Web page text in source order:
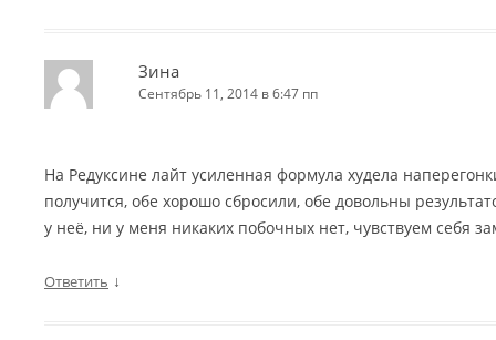
Зина
Сентябрь 11, 2014 в 6:47 пп
На Редуксине лайт усиленная формула худела
получится, обе хорошо сбросили, обе довольны
у неё, ни у меня никаких побочных нет, чувствуем себя
Ответить ↓